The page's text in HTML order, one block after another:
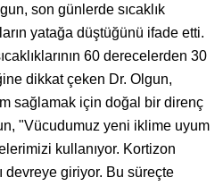
son günlerde sıcaklık
yatağa düştüğünü ifade etti.
60 derecelerden 30
dikkat çeken Dr. Olgun,
sağlamak için doğal bir direnç
"Vücudumuz yeni iklime uyum
kullanıyor. Kortizon
devreye giriyor. Bu süreçte